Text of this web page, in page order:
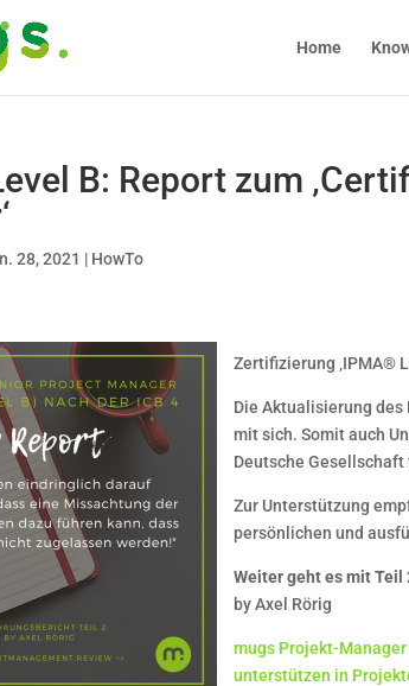
Home
B: Report zum
28, 2021 | HowTo
Zertifizierung ‚IPMA®
Die Aktualisierung
mit sich. Somit auch
Deutsche
Zur Unterstützung
persönlichen und
Weiter geht es mit
by Axel Rörig
mugs Projekt-
unterstützen in